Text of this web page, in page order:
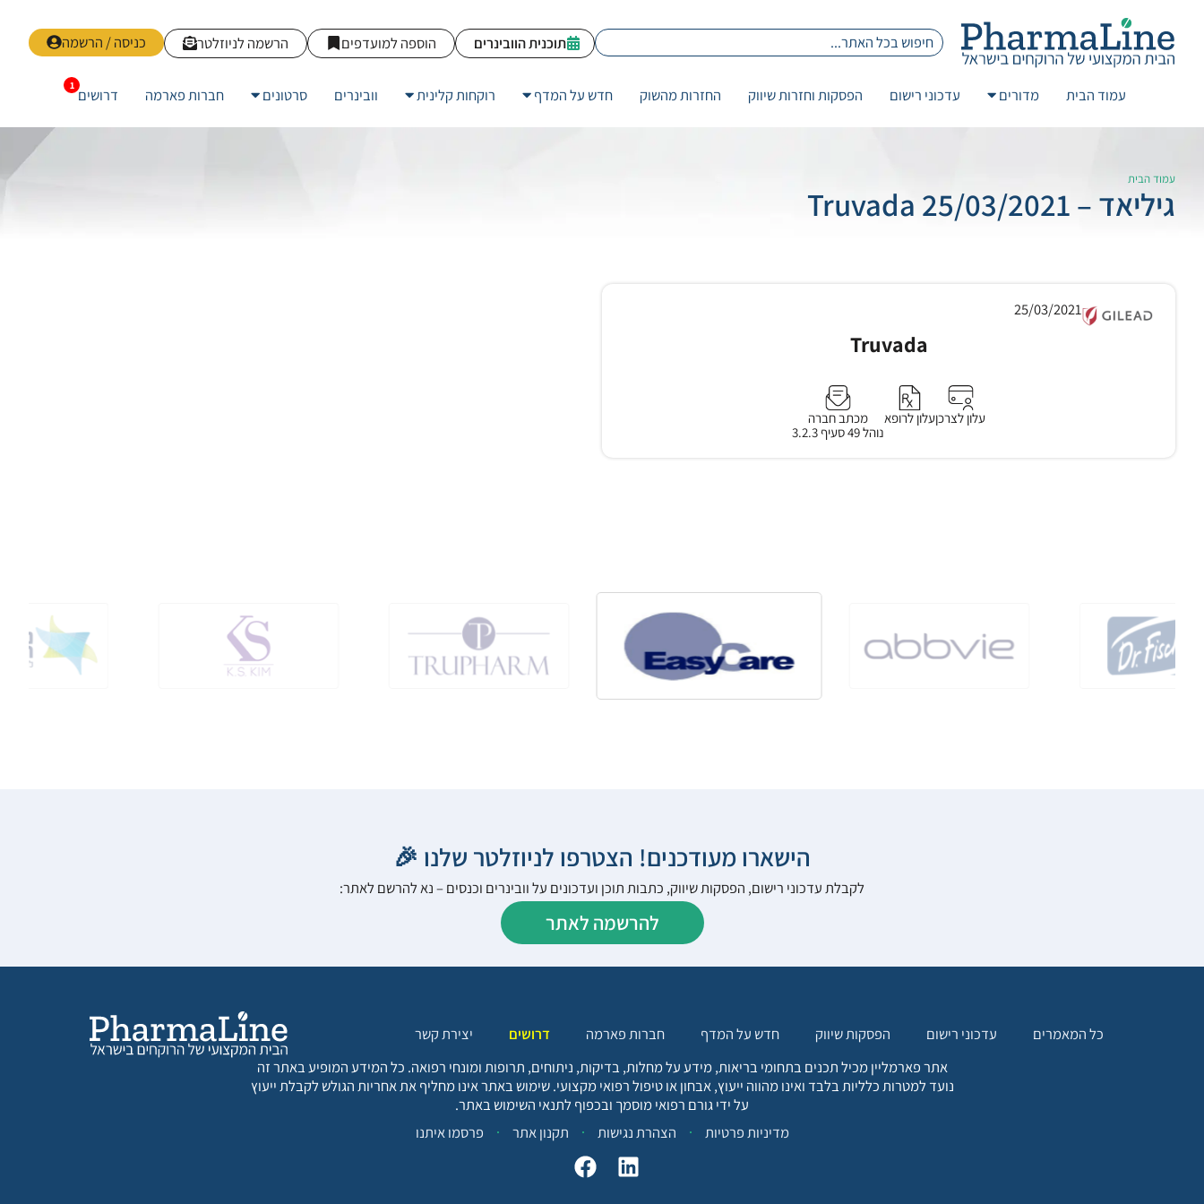
כניסה / הרשמה הרשמה לניוזלטר הוספה למועדפים תוכנית הוובינרים
עמוד הבית מדורים עדכוני רישום הפסקות וחזרות שיווק החזרות מהשוק חדש על המדף רוקחות קלינית וובינרים סרטונים חברות פארמה דרושים
עמוד הבית
גיליאד – 25/03/2021 Truvada
25/03/2021
Truvada
עלון לצרכןעלון לרופא
מכתב חברה
נוהל 49 סעיף 3.2.3
הישארו מעודכנים! הצטרפו לניוזלטר שלנו 🎉
לקבלת עדכוני רישום, הפסקות שיווק, כתבות תוכן ועדכונים על וובינרים וכנסים – נא להרשם לאתר:
להרשמה לאתר
כל המאמרים עדכוני רישום הפסקות שיווק חדש על המדף חברות פארמה דרושים
יצירת קשר
אתר פארמליין מכיל תכנים בתחומי בריאות, מידע על מחלות, בדיקות, ניתוחים, תרופות ומונחי רפואה. כל המידע המופיע באתר זה
נועד למטרות כלליות בלבד ואינו מהווה ייעוץ, אבחון או טיפול רפואי מקצועי. שימוש באתר אינו מחליף את אחריות הגולש לקבלת ייעוץ
על ידי גורם רפואי מוסמך ובכפוף לתנאי השימוש באתר.
מדיניות פרטיות
הצהרת נגישות תקנון אתר פרסמו איתנו